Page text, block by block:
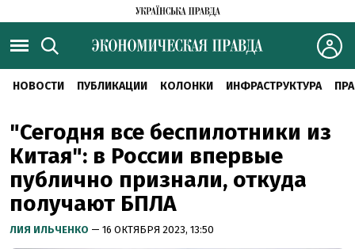
НОВОСТИ ПУБЛИКАЦИИ КОЛОНКИ ИНФРАСТРУКТУРА
"Сегодня все беспилотники из
Китая": в России впервые
публично признали, откуда
получают БПЛА
ЛИЯ ИЛЬЧЕНКО — 16 ОКТЯБРЯ 2023, 13:50